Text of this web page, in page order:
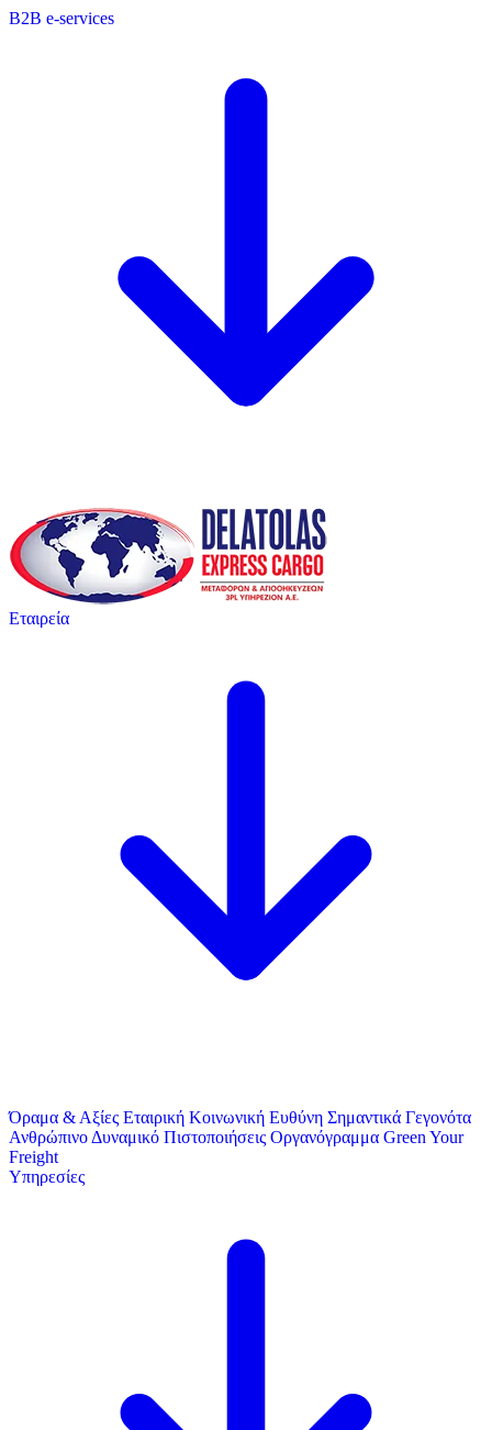
B2B e-services
Εταιρεία
Όραμα & Αξίες Εταιρική Κοινωνική Ευθύνη Σημαντικά Γεγονότα
Ανθρώπινο Δυναμικό Πιστοποιήσεις Οργανόγραμμα Green Your
Freight
Υπηρεσίες